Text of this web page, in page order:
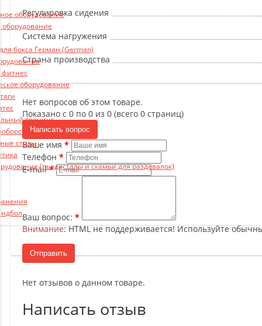
оборудование
бокса Герман (German)
фитнес
оборудование
тренинг
столы
(пьедесталы и скамьи для раздевалок)
Регулировка сидения
Система нагружения
Страна производства
Нет вопросов об этом товаре.
Показано с 0 по 0 из 0 (всего 0 страниц)
Написать вопрос
Ваше имя
Телефон
E-mail
Ваш вопрос:
Внимание: HTML не поддерживается! Используйте
Отправить
Нет отзывов о данном товаре.
Написать отзыв